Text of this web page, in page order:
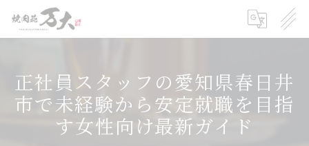
正社員スタッフの愛知県春日井
市で未経験から安定就職を目指
す女性向け最新ガイド